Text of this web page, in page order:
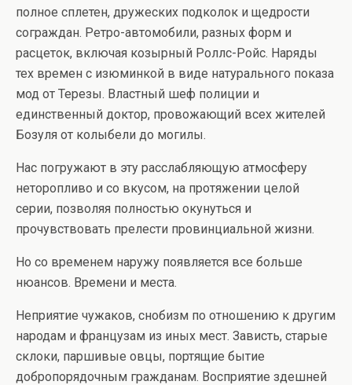
полное сплетен, дружеских подколок и щедрости
сограждан. Ретро-автомобили, разных форм и
расцеток, включая козырный Роллс-Ройс. Наряды
тех времен с изюминкой в виде натурального показа
мод от Терезы. Властный шеф полиции и
единственный доктор, провожающий всех жителей
Бозуля от колыбели до могилы.
Нас погружают в эту расслабляющую атмосферу
неторопливо и со вкусом, на протяжении целой
серии, позволяя полностью окунуться и
прочувствовать прелести провинциальной жизни.
Но со временем наружу появляется все больше
нюансов. Времени и места.
Неприятие чужаков, снобизм по отношению к другим
народам и французам из иных мест. Зависть, старые
склоки, паршивые овцы, портящие бытие
добропорядочным гражданам. Восприятие здешней